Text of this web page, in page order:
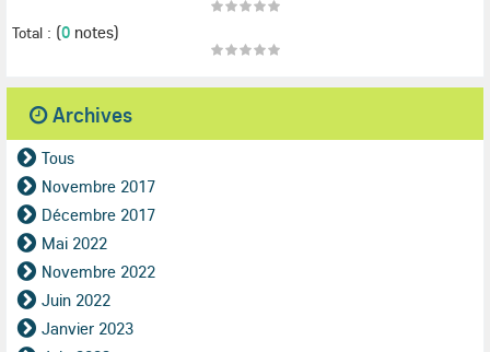
Total : (0 notes)
Archives
Tous
Novembre 2017
Décembre 2017
Mai 2022
Novembre 2022
Juin 2022
Janvier 2023